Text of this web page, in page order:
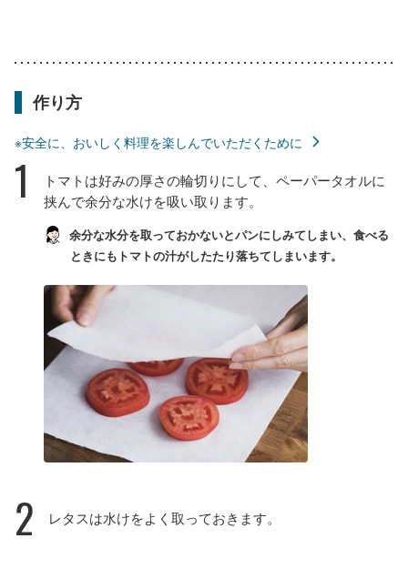
作り方
※安全に、おいしく料理を楽しんでいただくために
1
トマトは好みの厚さの輪切りにして、ペーパータオルに
挟んで余分な水けを吸い取ります。
余分な水分を取っておかないとパンにしみてしまい、食べる
ときにもトマトの汁がしたたり落ちてしまいます。
2 レタスは水けをよく取っておきます。